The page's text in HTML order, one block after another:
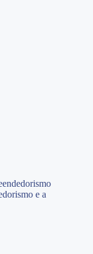
e a